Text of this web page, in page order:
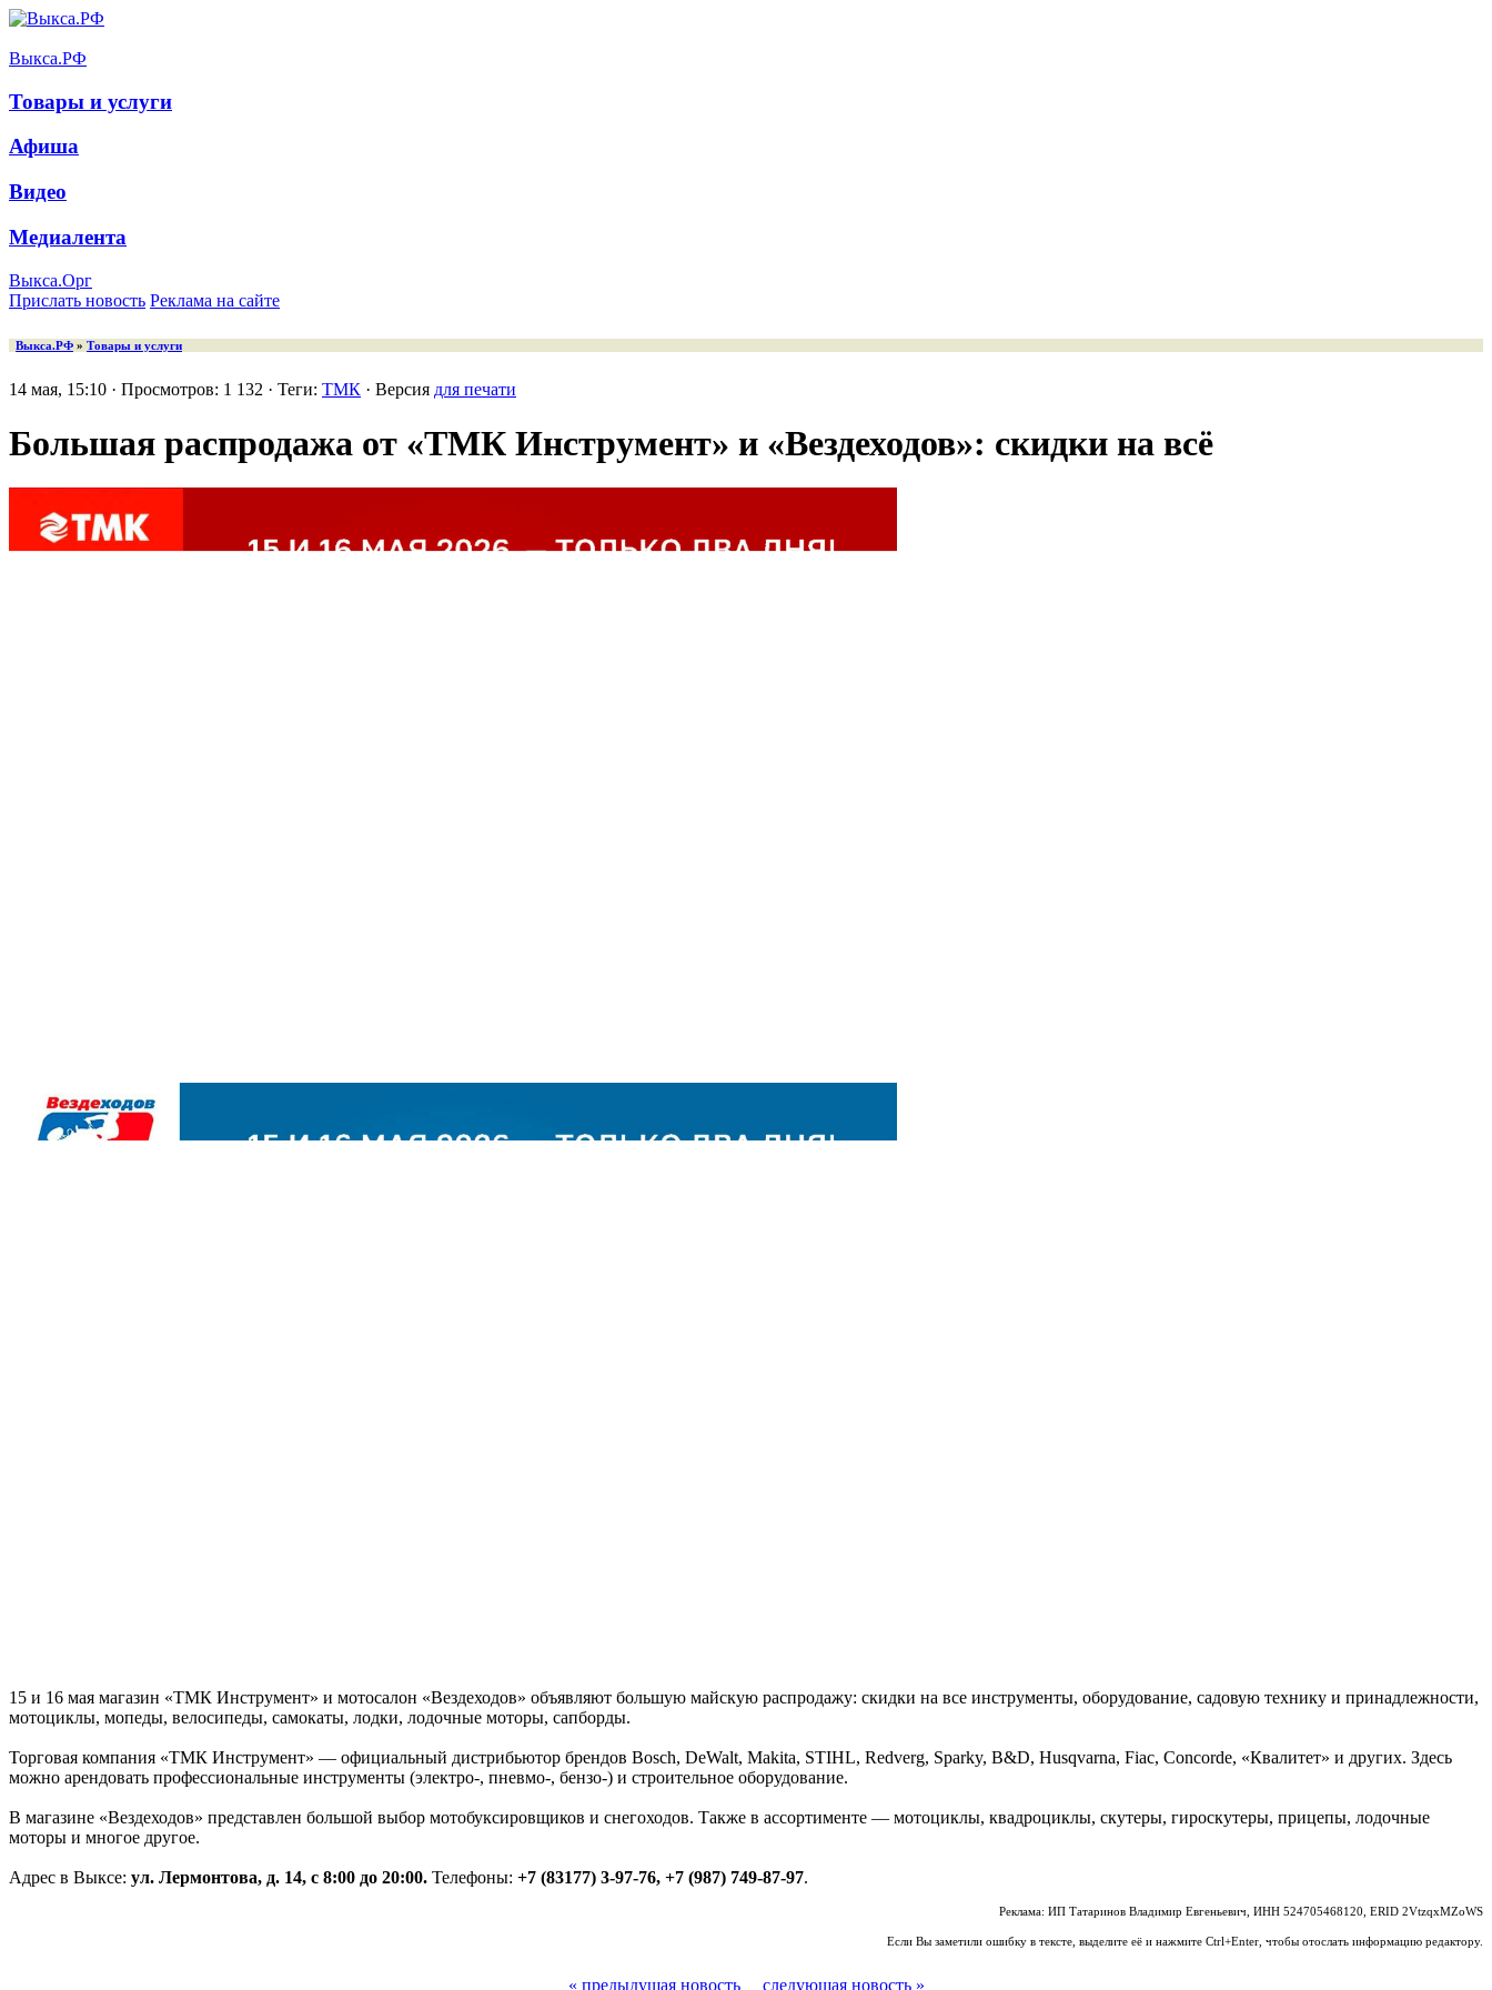
Выкса.РФ
Товары и услуги
Афиша
Видео
Медиалента
Выкса.Орг
Прислать новость Реклама на сайте
Выкса.РФ » Товары и услуги
14 мая, 15:10 · Просмотров: 1 132 · Теги: ТМК · Версия для печати
Большая распродажа от «ТМК Инструмент» и «Вездеходов»: скидки на всё
15 и 16 мая магазин «ТМК Инструмент» и мотосалон «Вездеходов» объявляют большую майскую распродажу: скидки на все инструменты, оборудование, садовую технику и принадлежности,
мотоциклы, мопеды, велосипеды, самокаты, лодки, лодочные моторы, сапборды.
Торговая компания «ТМК Инструмент» — официальный дистрибьютор брендов Bosch, DeWalt, Makita, STIHL, Redverg, Sparky, B&D, Husqvarna, Fiac, Concorde, «Квалитет» и других. Здесь
можно арендовать профессиональные инструменты (электро-, пневмо-, бензо-) и строительное оборудование.
В магазине «Вездеходов» представлен большой выбор мотобуксировщиков и снегоходов. Также в ассортименте — мотоциклы, квадроциклы, скутеры, гироскутеры, прицепы, лодочные
моторы и многое другое.
Адрес в Выксе: ул. Лермонтова, д. 14, с 8:00 до 20:00. Телефоны: +7 (83177) 3-97-76, +7 (987) 749-87-97.
Реклама: ИП Татаринов Владимир Евгеньевич, ИНН 524705468120, ERID 2VtzqxMZoWS
Если Вы заметили ошибку в тексте, выделите её и нажмите Ctrl+Enter, чтобы отослать информацию редактору.
« предыдущая новость следующая новость »